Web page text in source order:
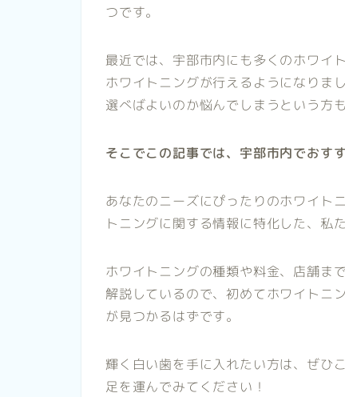
つです。
最近では、宇部市内にも多くのホワイ
ホワイトニングが行えるようになりま
選べばよいのか悩んでしまうという方も
そこでこの記事では、宇部市内でおす
あなたのニーズにぴったりのホワイト
トニングに関する情報に特化した、私
ホワイトニングの種類や料金、店舗ま
解説しているので、初めてホワイトニ
が見つかるはずです。
輝く白い歯を手に入れたい方は、ぜひ
足を運んでみてください！